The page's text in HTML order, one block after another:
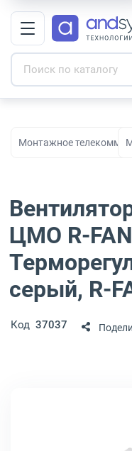
Монтажное
ЦМО R-
серый, R-
Код 37037